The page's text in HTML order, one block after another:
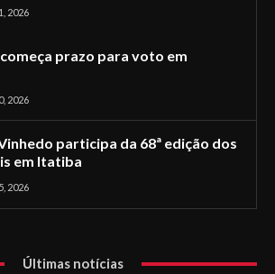
2026
prazo para voto em
2026
participa da 68ª edição dos
em Itatiba
2026
Últimas notícias